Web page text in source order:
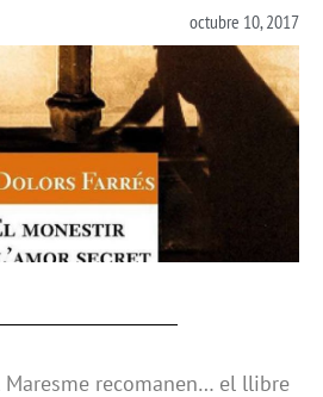
octubre 10, 2017
recomanen… el llibre